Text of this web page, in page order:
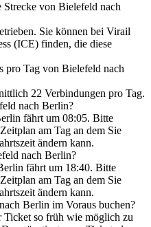
Strecke von Bielefeld nach
Sie können bei Virail
(ICE) finden, die diese
pro Tag von Bielefeld nach
22 Verbindungen pro Tag.
nach Berlin?
fährt um 08:05. Bitte
am Tag an dem Sie
ändern kann.
nach Berlin?
fährt um 18:40. Bitte
am Tag an dem Sie
ändern kann.
Berlin im Voraus buchen?
so früh wie möglich zu